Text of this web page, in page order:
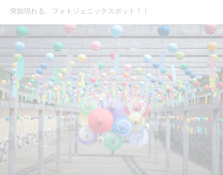
突如現れる、フォトジェニックスポット！！